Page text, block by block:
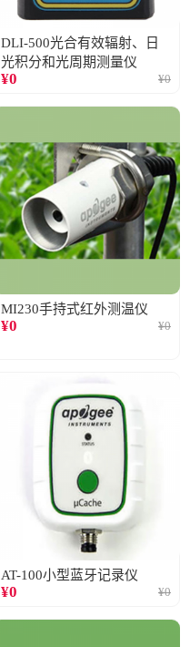
DLI-500光合有效辐射、日
光积分和光周期测量仪
¥0 ¥0
MI230手持式红外测温仪
¥0 ¥0
AT-100小型蓝牙记录仪
¥0 ¥0